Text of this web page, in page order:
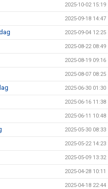
2025-10-02 15:19
2025-09-18 14:47
2025-09-04 12:25
2025-08-22 08:49
2025-08-19 09:16
2025-08-07 08:25
2025-06-30 01:30
2025-06-16 11:38
2025-06-11 10:48
2025-05-30 08:33
2025-05-22 14:23
2025-05-09 13:32
2025-04-28 10:11
2025-04-18 22:44